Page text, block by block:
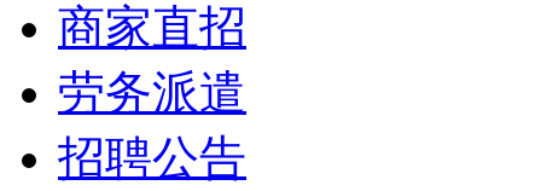
商家直招
劳务派遣
招聘公告